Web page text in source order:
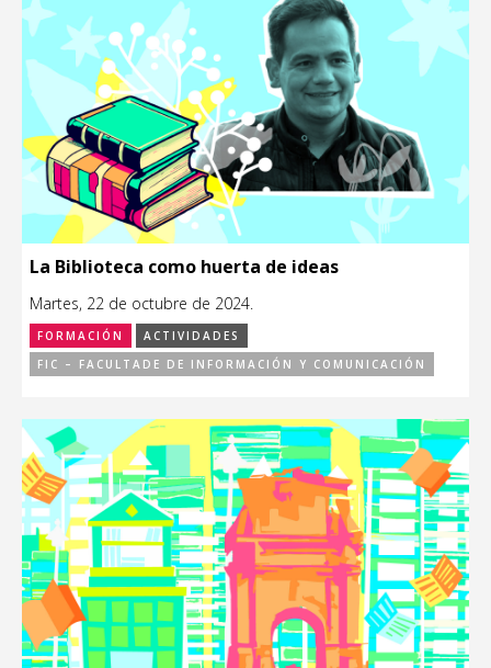
La Biblioteca como huerta de ideas
Martes, 22 de octubre de 2024.
FORMACIÓN
ACTIVIDADES
FIC – FACULTADE DE INFORMACIÓN Y COMUNICACIÓN